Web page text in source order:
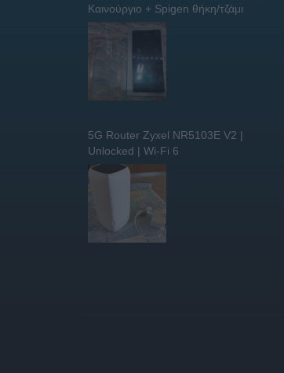
Καινούργιο + Spigen θήκη/τζάμι
5G Router Zyxel NR5103E V2 |
Unlocked | Wi-Fi 6